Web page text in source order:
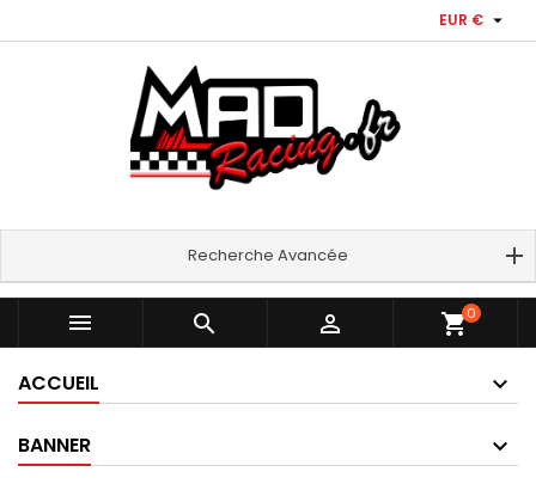
EUR € 
Recherche Avancée
   shopping_cart0
ACCUEIL
BANNER